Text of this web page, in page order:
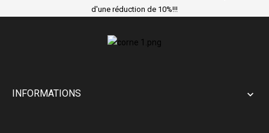
d'une réduction de 10%!!!
INFORMATIONS 